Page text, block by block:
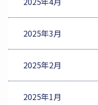
2025年3月
2025年2月
2025年1月